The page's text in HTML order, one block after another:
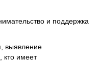
и поддержка
выявление
кто имеет